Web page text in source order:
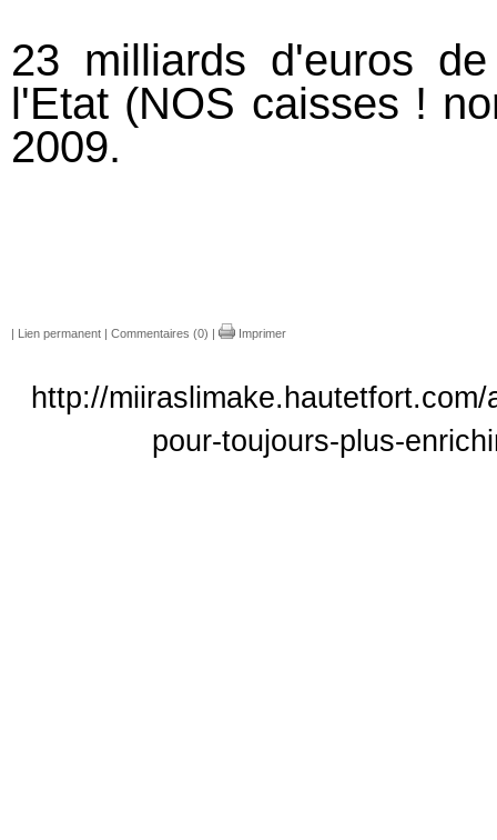
23 milliards d'euros
l'Etat (NOS caisses !
2009.
Lien permanent Commentaires (0) Imprimer
http://
pour-toujours-plus-